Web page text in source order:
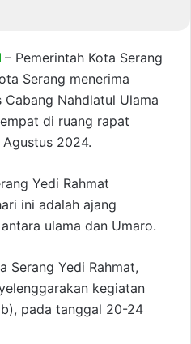
– Pemerintah Kota Serang
Serang menerima
Cabang Nahdlatul Ulama
di ruang rapat
2024.
Yedi Rahmat
ini adalah ajang
ulama dan Umaro.
Serang Yedi Rahmat,
kegiatan
pada tanggal 20-24